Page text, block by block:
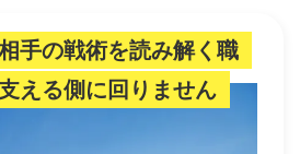
手の戦術を読み解く職
える側に回りません